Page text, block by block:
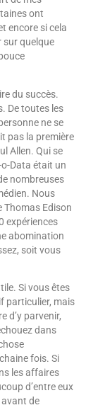
ont
encore si cela
sur quelque
du succès.
De toutes les
ne se
pas la première
Allen. Qui se
Data était un
nombreuses
Nous
Thomas Edison
expériences
abomination
soit vous
Si vous êtes
particulier, mais
d’y parvenir,
dans
fois. Si
les affaires
d’entre eux
avant de